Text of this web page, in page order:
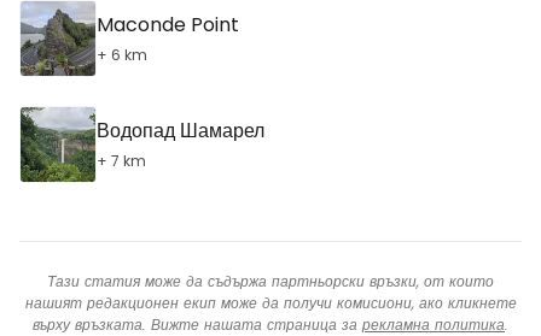
Maconde Point
+ 6 km
Водопад Шамарел
+ 7 km
Тази статия може да съдържа партньорски връзки, от които
нашият редакционен екип може да получи комисиони, ако кликнете
върху връзката. Вижте нашата страница за рекламна политика.